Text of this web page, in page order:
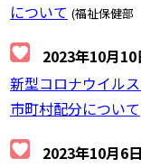
について (福祉保健
2023年10月10
新型コロナウイル
市町村配分について
2023年10月6日